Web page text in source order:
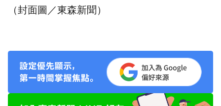
（封面圖／東森新聞）